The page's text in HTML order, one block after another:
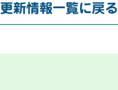
更新情報一覧に戻る